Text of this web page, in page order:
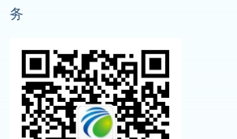
务